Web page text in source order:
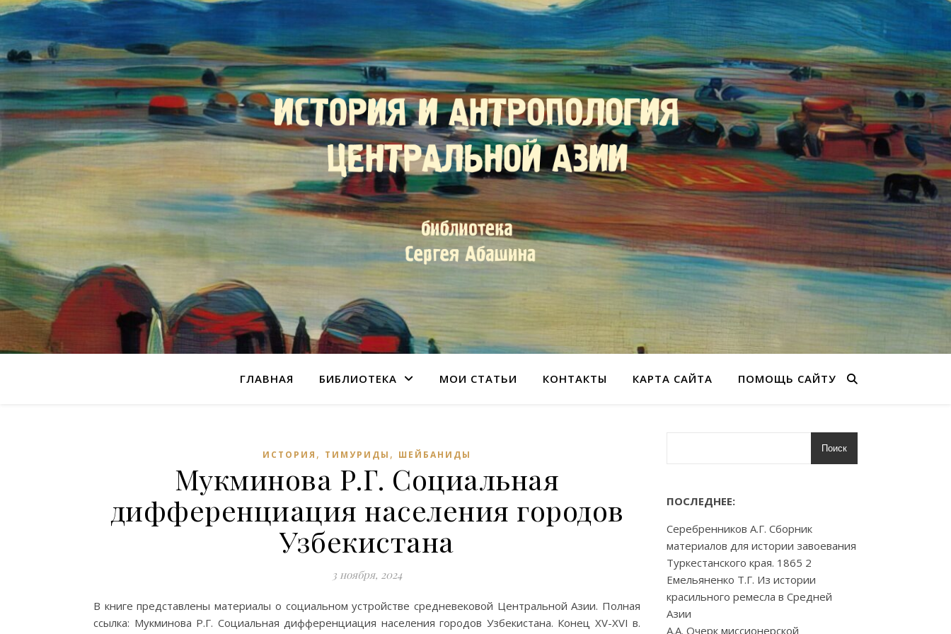
ГЛАВНАЯ БИБЛИОТЕКА МОИ СТАТЬИ КОНТАКТЫ КАРТА САЙТА ПОМОЩЬ САЙТУ
ИСТОРИЯ , ТИМУРИДЫ , ШЕЙБАНИДЫ
Мукминова Р.Г. Социальная
дифференциация населения городов
Узбекистана
3 ноября, 2024
В книге представлены материалы о социальном устройстве средневековой Центральной Азии. Полная
ссылка: Мукминова Р.Г. Социальная дифференциация населения городов Узбекистана. Конец XV-XVI в.
Поиск
ПОСЛЕДНЕЕ:
Серебренников А.Г. Сборник
материалов для истории завоевания
Туркестанского края. 1865 2
Емельяненко Т.Г. Из истории
красильного ремесла в Средней
Азии
А.А. Очерк миссионерской